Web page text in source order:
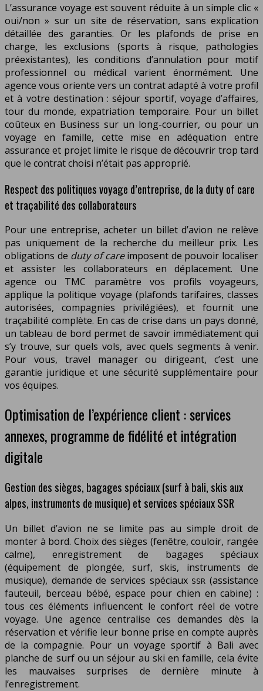
L’assurance voyage est souvent réduite à un simple clic «
oui/non » sur un site de réservation, sans explication
détaillée des garanties. Or les plafonds de prise en
charge, les exclusions (sports à risque, pathologies
préexistantes), les conditions d’annulation pour motif
professionnel ou médical varient énormément. Une
agence vous oriente vers un contrat adapté à votre profil
et à votre destination : séjour sportif, voyage d’affaires,
tour du monde, expatriation temporaire. Pour un billet
coûteux en Business sur un long-courrier, ou pour un
voyage en famille, cette mise en adéquation entre
assurance et projet limite le risque de découvrir trop tard
que le contrat choisi n’était pas approprié.
Respect des politiques voyage d’entreprise, de la duty of care
et traçabilité des collaborateurs
Pour une entreprise, acheter un billet d’avion ne relève
pas uniquement de la recherche du meilleur prix. Les
obligations de duty of careimposent de pouvoir localiser
et assister les collaborateurs en déplacement. Une
agence ou TMC paramètre vos profils voyageurs,
applique la politique voyage (plafonds tarifaires, classes
autorisées, compagnies privilégiées), et fournit une
traçabilité complète. En cas de crise dans un pays donné,
un tableau de bord permet de savoir immédiatement qui
s’y trouve, sur quels vols, avec quels segments à venir.
Pour vous, travel manager ou dirigeant, c’est une
garantie juridique et une sécurité supplémentaire pour
vos équipes.
Optimisation de l’expérience client : services
annexes, programme de fidélité et intégration
digitale
Gestion des sièges, bagages spéciaux (surf à bali, skis aux
alpes, instruments de musique) et services spéciaux SSR
Un billet d’avion ne se limite pas au simple droit de
monter à bord. Choix des sièges (fenêtre, couloir, rangée
calme), enregistrement de bagages spéciaux
(équipement de plongée, surf, skis, instruments de
musique), demande de services spéciaux SSR (assistance
fauteuil, berceau bébé, espace pour chien en cabine) :
tous ces éléments influencent le confort réel de votre
voyage. Une agence centralise ces demandes dès la
réservation et vérifie leur bonne prise en compte auprès
de la compagnie. Pour un voyage sportif à Bali avec
planche de surf ou un séjour au ski en famille, cela évite
les mauvaises surprises de dernière minute à
l’enregistrement.